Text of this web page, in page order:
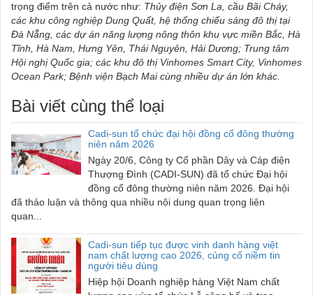
trọng điểm trên cả nước như: Thủy điện Sơn La, cầu Bãi Cháy,
các khu công nghiệp Dung Quất, hệ thống chiếu sáng đô thị tại
Đà Nẵng, các dự án năng lượng nông thôn khu vực miền Bắc, Hà
Tĩnh, Hà Nam, Hưng Yên, Thái Nguyên, Hải Dương; Trung tâm
Hội nghị Quốc gia; các khu đô thị Vinhomes Smart City, Vinhomes
Ocean Park; Bệnh viện Bạch Mai cùng nhiều dự án lớn khác.
Bài viết cùng thể loại
Cadi-sun tổ chức đại hội đồng cổ đông thường
niên năm 2026
Ngày 20/6, Công ty Cổ phần Dây và Cáp điện
Thượng Đình (CADI-SUN) đã tổ chức Đại hội
đồng cổ đông thường niên năm 2026. Đại hội
đã thảo luận và thông qua nhiều nội dung quan trọng liên
quan...
Cadi-sun tiếp tục được vinh danh hàng việt
nam chất lượng cao 2026, củng cố niềm tin
người tiêu dùng
Hiệp hội Doanh nghiệp hàng Việt Nam chất